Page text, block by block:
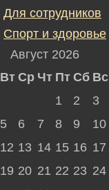
Для сотрудников
Спорт и здоровье
Август 2026
Вт Ср Чт Пт Сб Вс
1
2
3
5 6 7 8 9
10
12 13 14 15 16 17
19 20 21 22 23 24